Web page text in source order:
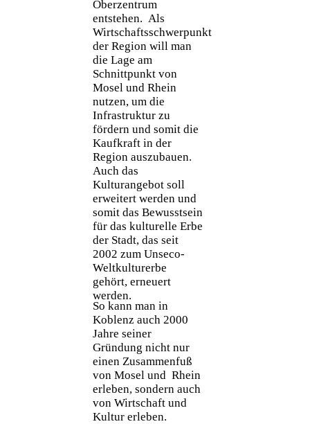
Oberzentrum
entstehen. Als
Wirtschaftsschwerpunkt
der Region will man
die Lage am
Schnittpunkt von
Mosel und Rhein
nutzen, um die
Infrastruktur zu
fördern und somit die
Kaufkraft in der
Region auszubauen.
Auch das
Kulturangebot soll
erweitert werden und
somit das Bewusstsein
für das kulturelle Erbe
der Stadt, das seit
2002 zum Unseco-
Weltkulturerbe
gehört, erneuert
werden.
So kann man in
Koblenz auch 2000
Jahre seiner
Gründung nicht nur
einen Zusammenfuß
von Mosel und Rhein
erleben, sondern auch
von Wirtschaft und
Kultur erleben.